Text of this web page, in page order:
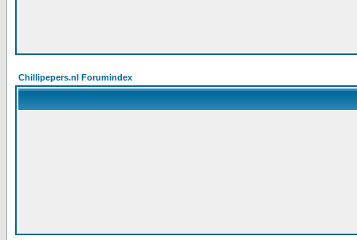
Chillipepers.nl Forumindex